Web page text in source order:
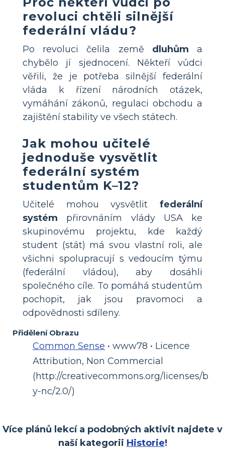
revoluci chtěli silnější
federální vládu?
Po revoluci čelila země dluhům a
chybělo jí sjednocení. Někteří vůdci
věřili, že je potřeba silnější federální
vláda k řízení národních otázek,
vymáhání zákonů, regulaci obchodu a
zajištění stability ve všech státech.
Jak mohou učitelé
jednoduše vysvětlit
federální systém
studentům K–12?
Učitelé mohou vysvětlit federální
systém přirovnáním vlády USA ke
skupinovému projektu, kde každý
student (stát) má svou vlastní roli, ale
všichni spolupracují s vedoucím týmu
(federální vládou), aby dosáhli
společného cíle. To pomáhá studentům
pochopit, jak jsou pravomoci a
odpovědnosti sdíleny.
Přidělení Obrazu
Common Sense • www78 • Licence
Attribution, Non Commercial
(http://creativecommons.org/licenses/b
y-nc/2.0/)
Více plánů lekcí a podobných aktivit najdete v
naší kategorii Historie!